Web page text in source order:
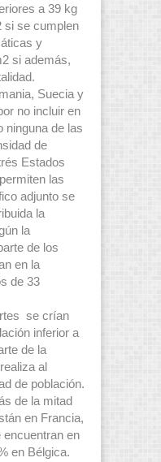
a 39 kg
si se cumplen
y
si además,
Suecia y
no incluir en
ninguna de las
de
Estados
las
adjunto se
la
la
de los
en la
de 33
se crían
inferior a
de la
al
de población.
de la mitad
en Francia,
encuentran en
en Bélgica.